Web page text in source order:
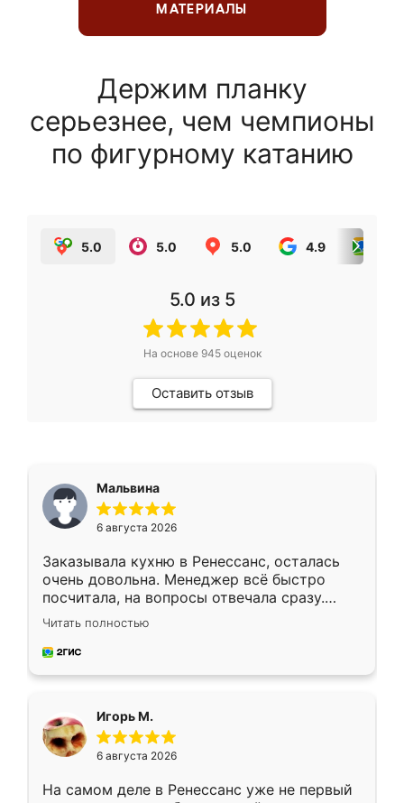
МАТЕРИАЛЫ
Держим планку
серьезнее, чем чемпионы
по фигурному катанию
5.0 5.0 5.0 4.9
5.0 из 5
На основе 945оценок
Оставить отзыв
Мальвина
6 августа 2026
Заказывала кухню в Ренессанс, осталась
очень довольна. Менеджер всё быстро
посчитала, на вопросы отвечала сразу.
Замерщик приехал в субботу, подошёл к
делу со всей ответственностью. Собрали
за день, ребята работали аккуратно, даже
Читать полностью
Игорь М.
6 августа 2026
На самом деле в Ренессанс уже не первый